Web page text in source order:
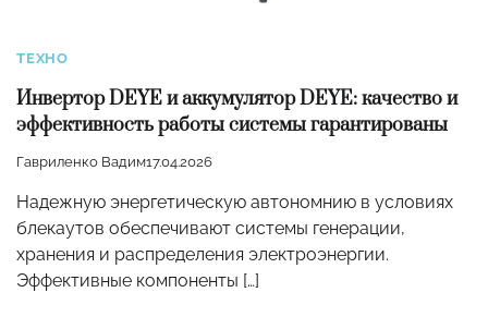
ТЕХНО
Инвертор DEYE и аккумулятор DEYE: качество и
эффективность работы системы гарантированы
Гавриленко Вадим17.04.2026
Надежную энергетическую автономнию в условиях
блекаутов обеспечивают системы генерации,
хранения и распределения электроэнергии.
Эффективные компоненты […]